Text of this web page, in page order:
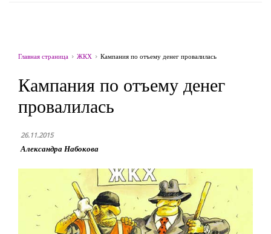
Главная страница ЖКХ Кампания по отъему денег провалилась
Кампания по отъему денег
провалилась
26.11.2015
Александра Набокова